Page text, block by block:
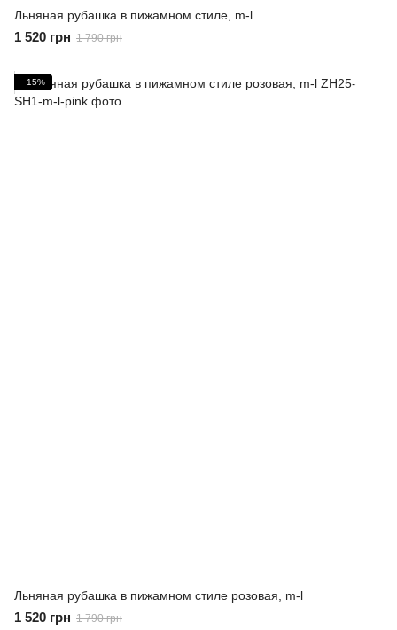
Льняная рубашка в пижамном стиле, m-l
1 520 грн 1 790 грн
−15%
Льняная рубашка в пижамном стиле розовая, m-l
1 520 грн 1 790 грн